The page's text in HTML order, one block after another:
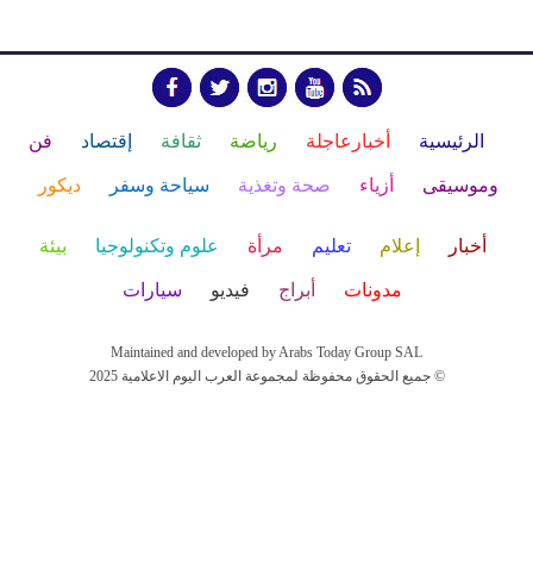
الرئيسية أخبارعاجلة رياضة ثقافة إقتصاد فن
وموسيقى أزياء صحة وتغذية سياحة وسفر ديكور
أخبار إعلام تعليم مرأة علوم وتكنولوجيا بيئة
مدونات أبراج فيديو سيارات
Maintained and developed by Arabs Today Group SAL
جميع الحقوق محفوظة لمجموعة العرب اليوم الاعلامية 2025 ©